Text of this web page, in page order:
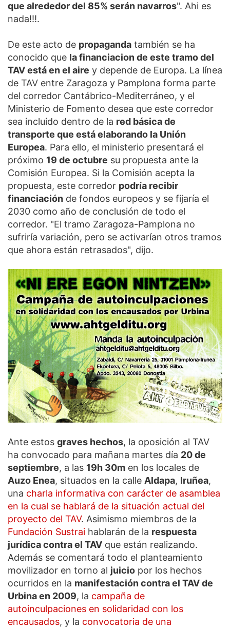
que alrededor del 85% serán navarros". Ahi es
nada!!!.
De este acto de propaganda también se ha
conocido que la financiacion de este tramo del
TAV está en el aire y depende de Europa. La línea
de TAV entre Zaragoza y Pamplona forma parte
del corredor Cantábrico-Mediterráneo, y el
Ministerio de Fomento desea que este corredor
sea incluido dentro de la red básica de
transporte que está elaborando la Unión
Europea. Para ello, el ministerio presentará el
próximo 19 de octubre su propuesta ante la
Comisión Europea. Si la Comisión acepta la
propuesta, este corredor podría recibir
financiación de fondos europeos y se fijaría el
2030 como año de conclusión de todo el
corredor. "El tramo Zaragoza-Pamplona no
sufriría variación, pero se activarían otros tramos
que ahora están retrasados", dijo.
Ante estos graves hechos, la oposición al TAV
ha convocado para mañana martes día 20 de
septiembre, a las 19h 30m en los locales de
Auzo Enea, situados en la calle Aldapa, Iruñea,
una charla informativa con carácter de asamblea
en la cual se hablará de la situación actual del
proyecto del TAV. Asimismo miembros de la
Fundación Sustrai hablarán de la respuesta
jurídica contra el TAV que están realizando.
Además se comentará todo el planteamiento
movilizador en torno al juicio por los hechos
ocurridos en la manifestación contra el TAV de
Urbina en 2009, la campaña de
autoinculpaciones en solidaridad con los
encausados, y la convocatoria de una